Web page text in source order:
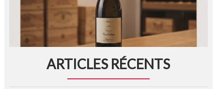
ARTICLES RÉCENTS